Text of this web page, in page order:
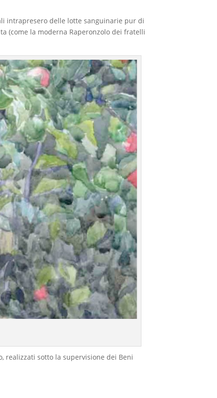
intrapresero delle lotte sanguinarie pur di
(come la moderna Raperonzolo dei fratelli
realizzati sotto la supervisione dei Beni